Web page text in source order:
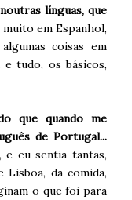
línguas, que
em Espanhol,
coisas em
tudo, os básicos,
que quando me
de Portugal...
e eu sentia tantas,
Lisboa, da comida,
o que foi para